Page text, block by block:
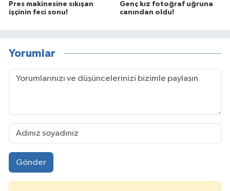
Pres makinesine sıkışan
işçinin feci sonu!
Genç kız fotoğraf uğruna
canından oldu!
Yorumlar
Gönder